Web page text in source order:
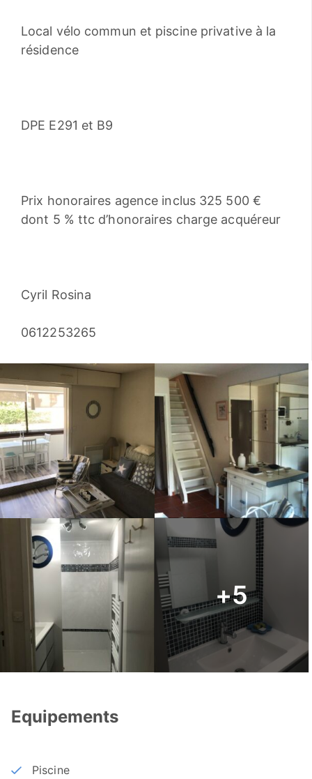
Local vélo commun et piscine privative à la
résidence
DPE E291 et B9
Prix honoraires agence inclus 325 500 €
dont 5 % ttc d’honoraires charge acquéreur
Cyril Rosina
0612253265
+5
Equipements
Piscine